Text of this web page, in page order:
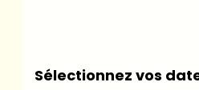
Sélectionnez vos